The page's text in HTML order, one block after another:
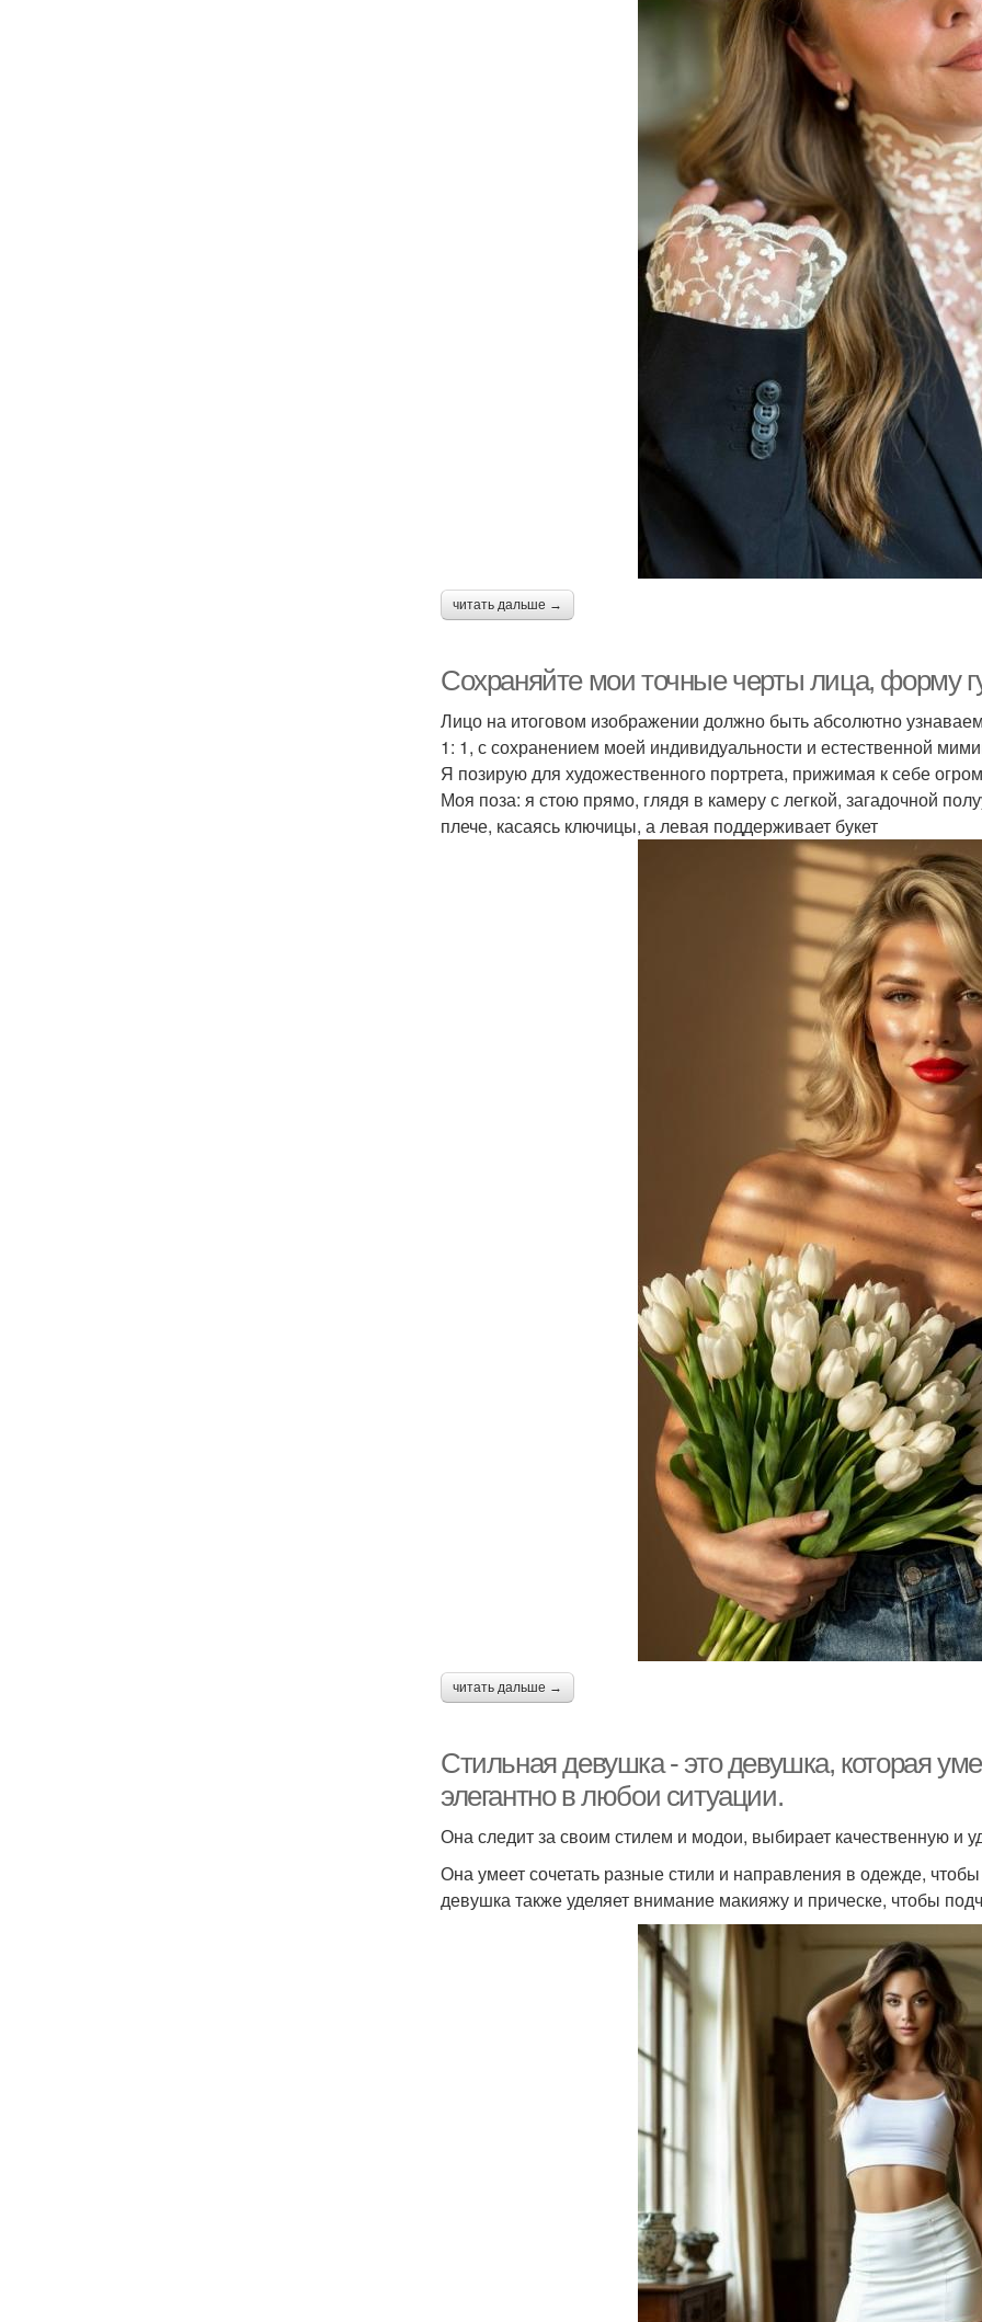
читать дальше →
Сохраняйте мои точные черты лица, форму
Лицо на итоговом изображении должно быть абсолютно
1: 1, с сохранением моей индивидуальности и естественной
Я позирую для художественного портрета, прижимая к себе
Моя поза: я стою прямо, глядя в камеру с легкой, загадочной
плече, касаясь ключицы, а левая поддерживает букет
читать дальше →
Стильная девушка - это девушка, которая
элегантно в любои ситуации.
Она следит за своим стилем и модои, выбирает качественную и
Она умеет сочетать разные стили и направления в одежде,
девушка также уделяет внимание макияжу и прическе, чтобы